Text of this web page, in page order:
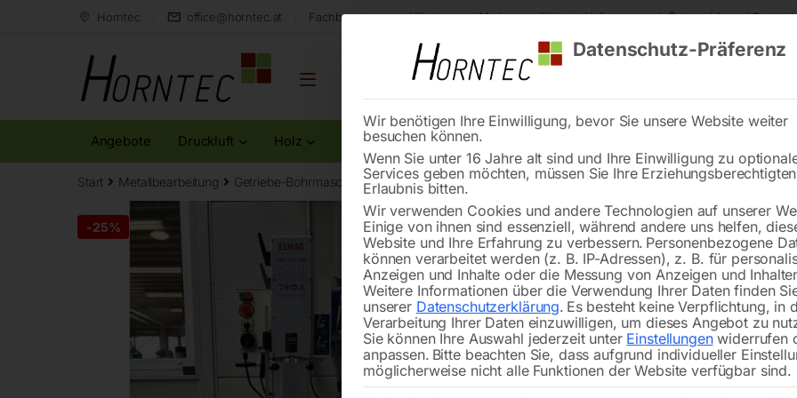
Horntec office@horntec.at Fachberatung aus Kärnten Markenqualität Lieferung nach Österreich und
Angebote Druckluft Holz Metall Reinigung
Start Metallbearbeitung Getriebe-Bohrmaschinen Elmag Getriebe-Säulenbohrmaschine GBM 3/30 SNA
-25% 🔍
Elmag Getriebe-
Datenschutz-Präferenz
Wir benötigen Ihre Einwilligung, bevor Sie unsere Website weiter
besuchen können.
Wenn Sie unter 16 Jahre alt sind und Ihre Einwilligung zu
Services geben möchten, müssen Sie Ihre
Erlaubnis bitten.
Wir verwenden Cookies und andere Technologien auf unserer
Einige von ihnen sind essenziell, während andere uns helfen,
Website und Ihre Erfahrung zu verbessern. Personenbezogene
können verarbeitet werden (z. B. IP-Adressen), z. B. für
Anzeigen und Inhalte oder die Messung von Anzeigen und
Weitere Informationen über die Verwendung Ihrer Daten finden
unserer Datenschutzerklärung. Es besteht keine Verpflichtung, in
Verarbeitung Ihrer Daten einzuwilligen, um dieses Angebot zu
Sie können Ihre Auswahl jederzeit unter Einstellungenwiderrufen
anpassen. Bitte beachten Sie, dass aufgrund individueller
möglicherweise nicht alle Funktionen der Website verfügbar sind.